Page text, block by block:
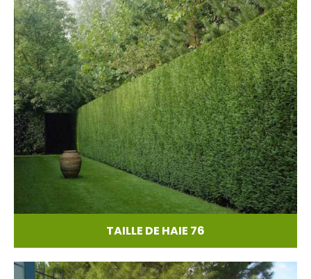
TAILLE DE HAIE 76